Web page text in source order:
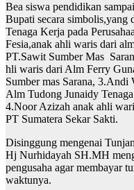
Bea siswa pendidikan
Bupati secara simbolis,yang
Tenaga Kerja pada
Fesia,anak ahli waris dari
PT.Sawit Sumber Mas
hli waris dari Alm Ferry
Sumber mas Sarana,
Alm Tudong Junaidy
4.Noor Azizah anak ahli
PT Sumatera Sekar Sakti.
Disinggung mengenai
Hj Nurhidayah SH.MH
pengusaha agar membayar
waktunya.